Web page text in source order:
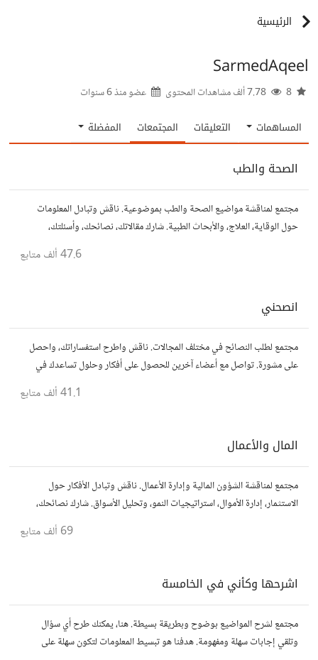
الرئيسية
SarmedAqeel
عضو منذ6 سنوات
المساهمات التعليقات المجتمعات المفضلة
الصحة والطب
مجتمع لمناقشة مواضيع الصحة والطب بموضوعية. ناقش وتبادل المعلومات
حول الوقاية، العلاج، والأبحاث الطبية. شارك مقالاتك، نصائحك، وأسئلتك،
47.6 ألف متابع
انصحني
مجتمع لطلب النصائح في مختلف المجالات. ناقش واطرح استفساراتك، واحصل
على مشورة. تواصل مع أعضاء آخرين للحصول على أفكار وحلول تساعدك في
41.1 ألف متابع
المال والأعمال
مجتمع لمناقشة الشؤون المالية وإدارة الأعمال. ناقش وتبادل الأفكار حول
الاستثمار، إدارة الأموال، استراتيجيات النمو، وتحليل الأسواق. شارك نصائحك،
69 ألف متابع
اشرحها وكأني في الخامسة
مجتمع لشرح المواضيع بوضوح وبطريقة بسيطة. هنا، يمكنك طرح أي سؤال
وتلقي إجابات سهلة ومفهومة. هدفنا هو تبسيط المعلومات لتكون سهلة على